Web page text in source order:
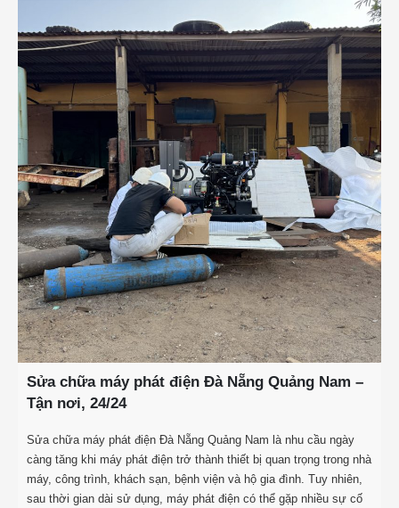
Sửa chữa máy phát điện Đà Nẵng Quảng Nam –
Tận nơi, 24/24
Sửa chữa máy phát điện Đà Nẵng Quảng Nam là nhu cầu ngày
càng tăng khi máy phát điện trở thành thiết bị quan trọng trong nhà
máy, công trình, khách sạn, bệnh viện và hộ gia đình. Tuy nhiên,
sau thời gian dài sử dụng, máy phát điện có thể gặp nhiều sự cố